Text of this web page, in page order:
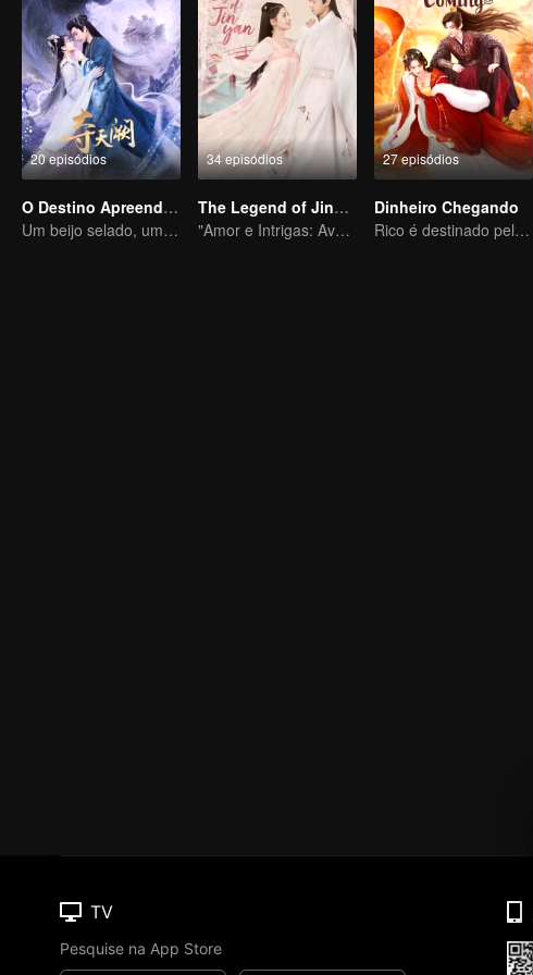
20 episódios
O Destino Apreendido
Um beijo selado, um amor eterno por mil anos
34 episódios
The Legend of Jinyan
"Amor e Intrigas: Aventura Épica"
27 episódios
Dinheiro Chegando
Rico é destinado pelo céu, tenho a sorte de conhecê-lo
TV
Pesquise na App Store